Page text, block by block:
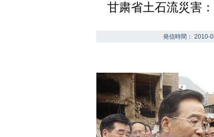
甘粛省土石流災害
発信時間： 2010-